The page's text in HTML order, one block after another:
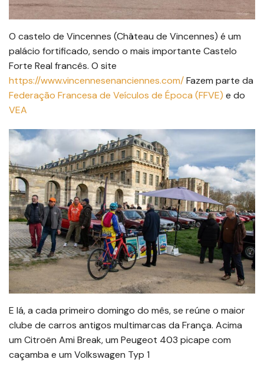
O castelo de Vincennes (Château de Vincennes) é um
palácio fortificado, sendo o mais importante Castelo
Forte Real francês. O site
https://www.vincennesenanciennes.com/Fazem parte da
Federação Francesa de Veículos de Época (FFVE) e do
VEA
E lá, a cada primeiro domingo do mês, se reúne o maior
clube de carros antigos multimarcas da França. Acima
um Citroën Ami Break, um Peugeot 403 picape com
caçamba e um Volkswagen Typ 1